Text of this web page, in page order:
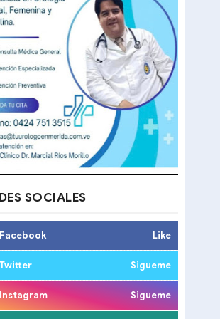
SOCIALES
Like
Sigueme
Sigueme